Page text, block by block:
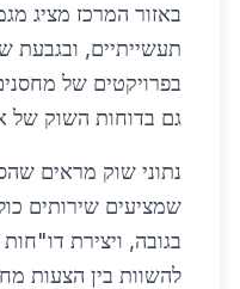
באזור המרכז מציג
תעשייתיים, ובגבעת
גם בדוחות השוק של
נתוני שוק מראים
שמציעים שירותים
בגובה, ויצירת
להשוות בין הצעות